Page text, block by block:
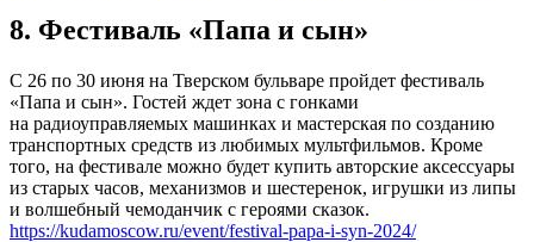
8. Фестиваль «Папа и сын»
С 26 по 30 июня на Тверском бульваре пройдет фестиваль
«Папа и сын». Гостей ждет зона с гонками
на радиоуправляемых машинках и мастерская по созданию
транспортных средств из любимых мультфильмов. Кроме
того, на фестивале можно будет купить авторские аксессуары
из старых часов, механизмов и шестеренок, игрушки из липы
и волшебный чемоданчик с героями сказок.
https://kudamoscow.ru/event/festival-papa-i-syn-2024/